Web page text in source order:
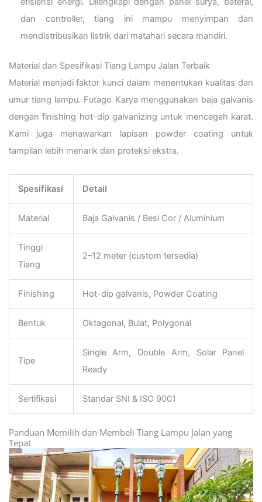
dan controller, tiang ini mampu menyimpan dan
mendistribusikan listrik dari matahari secara mandiri.
Material dan Spesifikasi Tiang Lampu Jalan Terbaik
Material menjadi faktor kunci dalam menentukan kualitas dan
umur tiang lampu. Futago Karya menggunakan baja galvanis
dengan finishing hot-dip galvanizing untuk mencegah karat.
Kami juga menawarkan lapisan powder coating untuk
tampilan lebih menarik dan proteksi ekstra.
Spesifikasi Detail
Material Baja Galvanis / Besi Cor / Aluminium
Tinggi
Tiang
2–12 meter (custom tersedia)
Finishing Hot-dip galvanis, Powder Coating
Bentuk Oktagonal, Bulat, Polygonal
Tipe
Single Arm, Double Arm, Solar Panel
Ready
Sertifikasi Standar SNI & ISO 9001
Panduan Memilih dan Membeli Tiang Lampu Jalan yang
Tepat